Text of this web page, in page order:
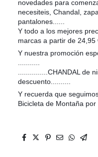
novedades para
necesiteis, Chandal,
pantalones......
Y todo a los mejores
marcas a partir de 24,95
Y nuestra promoción
...........
...............CHANDAL de
descuento..........
Y recuerda que
Bicicleta de Montaña